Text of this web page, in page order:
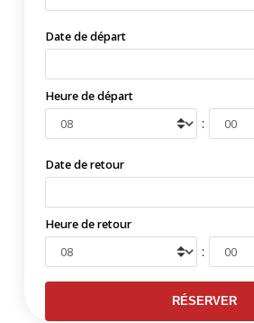
Date de départ
Heure de départ
:
Date de retour
Heure de retour
: